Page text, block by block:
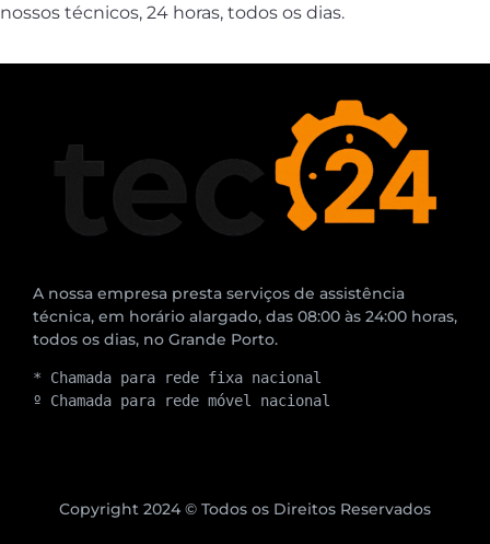
nossos técnicos, 24 horas, todos os dias.
A nossa empresa presta serviços de assistência
técnica, em horário alargado, das 08:00 às 24:00 horas,
todos os dias, no Grande Porto.
* Chamada para rede fixa nacional
º Chamada para rede móvel nacional
Copyright 2024 © Todos os Direitos Reservados